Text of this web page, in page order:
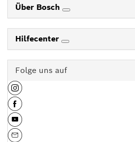
Über Bosch
Hilfecenter
Folge uns auf